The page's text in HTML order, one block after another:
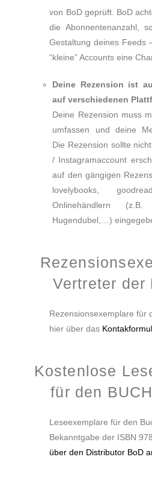
von BoD geprüft. BoD
die Abonnentenanzahl,
Gestaltung deines Feeds
“kleine” Accounts eine
Deine Rezension ist
auf verschiedenen
Deine Rezension muss
umfassen und deine
Die Rezension sollte
/ Instagramaccount
auf den gängigen
lovelybooks,
Onlinehändlern
Hugendubel,…)
Vertreter der
Rezensionsexemplare für
hier über das
Kostenlose
für den
Leseexemplare für den
Bekanntgabe der ISBN
über den Distributor BoD